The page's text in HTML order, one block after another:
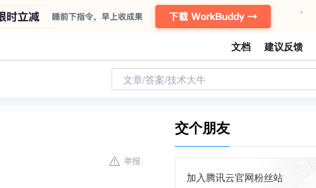
文档 建议反馈
文章/答案/技术大牛
举报
交个朋友
加入腾讯云官网粉丝站